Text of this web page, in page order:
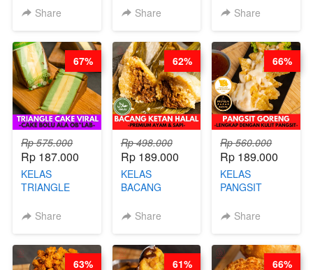
PROTEIN
Share
CHEESECAKE -
DALAM
KALENG-BY
CHEF DITA
Share
BLOK M -BY
JUNI)
Share
Rp 575.000
Rp 187.000
KELAS
TRIANGLE
CAKE BOLU
Share
67%
Rp 498.000
Rp 189.000
KELAS
BACANG
PREMIUM
Share
62%
Rp 560.000
Rp 189.000
KELAS
PANGSIT
LENGKAP
PANGSIT -BY
CHEF DITA
Share
66%
63% 61% 66%